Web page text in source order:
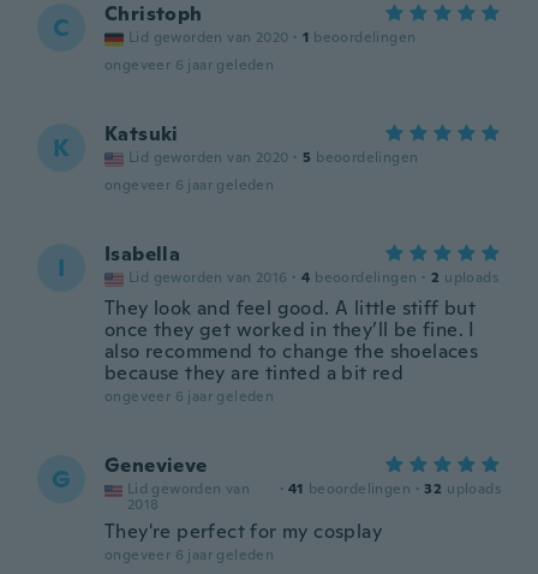
C Christoph
Lid geworden van 2020 · 1 beoordelingen
ongeveer 6 jaar geleden
K Katsuki
Lid geworden van 2020 · 5 beoordelingen
ongeveer 6 jaar geleden
I Isabella
Lid geworden van 2016 · 4 beoordelingen · 2 uploads
They look and feel good. A little stiff but
once they get worked in they’ll be fine. I
also recommend to change the shoelaces
because they are tinted a bit red
ongeveer 6 jaar geleden
G Genevieve
Lid geworden van
2018
· 41 beoordelingen · 32 uploads
They're perfect for my cosplay
ongeveer 6 jaar geleden